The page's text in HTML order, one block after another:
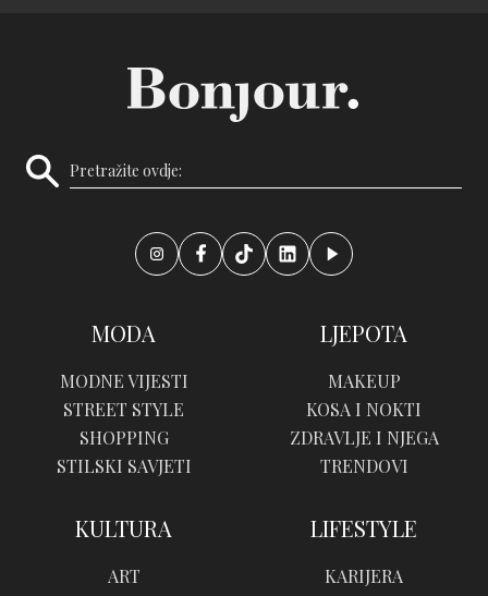
MODA
MODNE VIJESTI
STREET STYLE
SHOPPING
STILSKI SAVJETI
LJEPOTA
MAKEUP
KOSA I NOKTI
ZDRAVLJE I NJEGA
TRENDOVI
KULTURA
ART
LIFESTYLE
KARIJERA